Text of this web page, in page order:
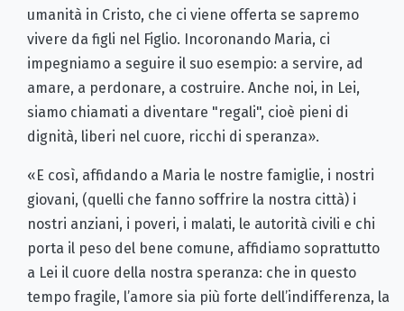
umanità in Cristo, che ci viene offerta se sapremo
vivere da figli nel Figlio. Incoronando Maria, ci
impegniamo a seguire il suo esempio: a servire, ad
amare, a perdonare, a costruire. Anche noi, in Lei,
siamo chiamati a diventare "regali", cioè pieni di
dignità, liberi nel cuore, ricchi di speranza».
«E così, affidando a Maria le nostre famiglie, i nostri
giovani, (quelli che fanno soffrire la nostra città) i
nostri anziani, i poveri, i malati, le autorità civili e chi
porta il peso del bene comune, affidiamo soprattutto
a Lei il cuore della nostra speranza: che in questo
tempo fragile, l’amore sia più forte dell’indifferenza, la